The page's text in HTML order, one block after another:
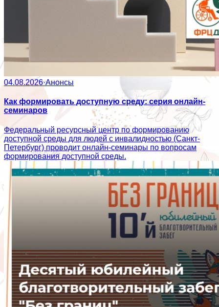
04.08.2026·Анонсы
Как формировать доступную среду: серия онлайн-
семинаров
Федеральный ресурсный центр по формированию
доступной среды для людей с инвалидностью (Санкт-
Петербург) проводит онлайн-семинары по вопросам
формирования доступной среды.